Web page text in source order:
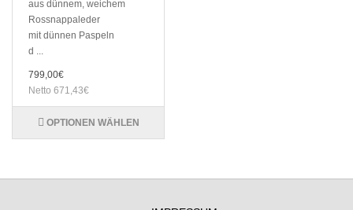
aus dünnem, weichem
Rossnappaleder
mit dünnen Paspeln
d ...
799,00€
Netto 671,43€
OPTIONEN WÄHLEN